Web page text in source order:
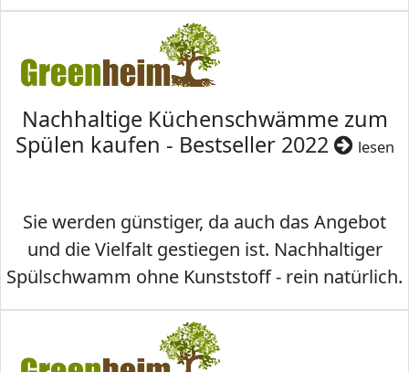
Nachhaltige Küchenschwämme zum
Spülen kaufen - Bestseller 2022
lesen
Sie werden günstiger, da auch das Angebot
und die Vielfalt gestiegen ist. Nachhaltiger
Spülschwamm ohne Kunststoff - rein natürlich.